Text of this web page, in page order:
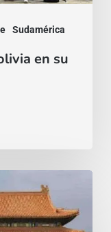
Sudamérica
en su